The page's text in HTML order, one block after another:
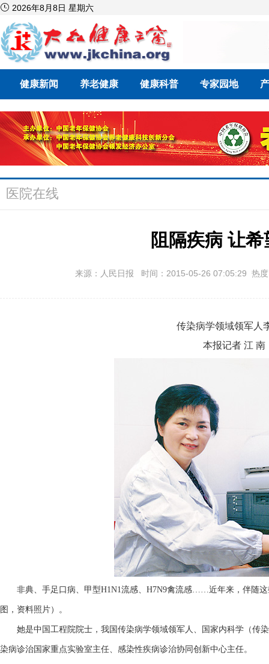
 2026年8月8日 星期六
健康新闻 养老健康 健康科普 专家园地
医院在线
阻隔疾病 让
来源：人民日报 时间：2015-05-26 07:05:29 热
传染病学领域领军人
本报记者 江 南
非典、手足口病、甲型H1N1流感、H7N9禽流感……近年来，伴随
图，资料照片）。
她是中国工程院院士，我国传染病学领域领军人、国家内科学（传
染病诊治国家重点实验室主任、感染性疾病诊治协同创新中心主任。